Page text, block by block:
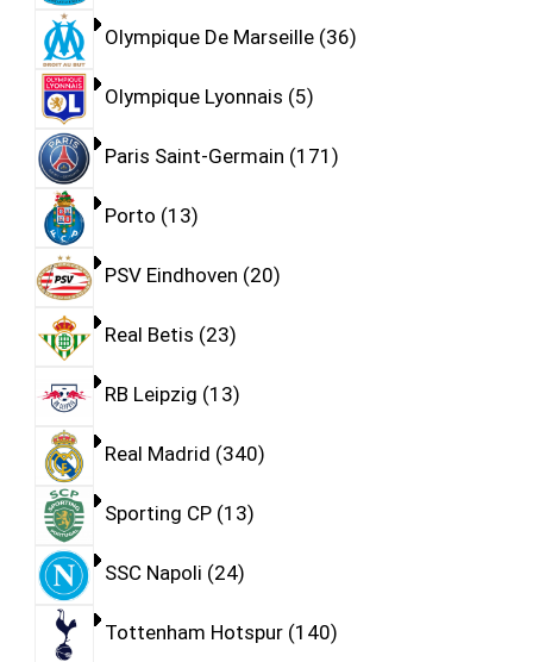
Olympique De Marseille 36
Olympique Lyonnais 5
Paris Saint-Germain 171
Porto 13
PSV Eindhoven 20
Real Betis 23
RB Leipzig 13
Real Madrid 340
Sporting CP 13
SSC Napoli 24
Tottenham Hotspur 140